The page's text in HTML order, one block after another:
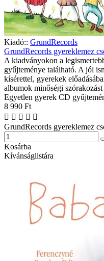
Kiadó:: GrundRecords
GrundRecords gyereklemez
A kiadványokon a
gyűjteménye található. A jól
kísérettel, gyerekek
albumok minőségi
Egyetlen gyerek CD
8 990 Ft
GrundRecords gyereklemez
Kosárba
Kívánságlistára